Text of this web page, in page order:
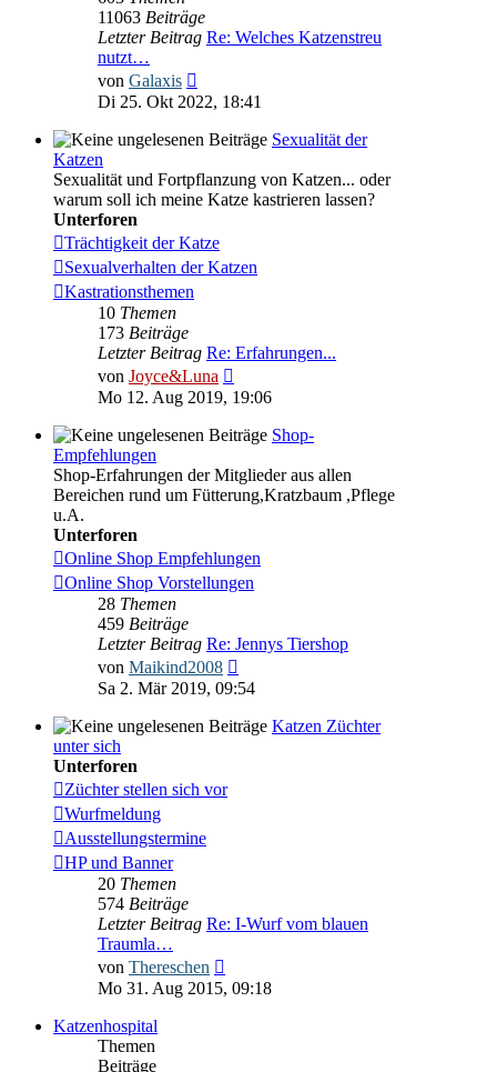
11063 Beiträge
Letzter Beitrag Re: Welches Katzenstreu
nutzt…
von Galaxis
Beitrag
Di 25. Okt 2022, 18:41
Sexualität der
Katzen
Sexualität und Fortpflanzung von Katzen... oder
warum soll ich meine Katze kastrieren lassen?
Unterforen
Trächtigkeit der Katze
Sexualverhalten der Katzen
Kastrationsthemen
10 Themen
173 Beiträge
Letzter Beitrag Re: Erfahrungen...
von Joyce&Luna
Beitrag
Mo 12. Aug 2019, 19:06
Shop-
Empfehlungen
Shop-Erfahrungen der Mitglieder aus allen
Bereichen rund um Fütterung,Kratzbaum ,Pflege
u.A.
Unterforen
Online Shop Empfehlungen
Online Shop Vorstellungen
28 Themen
459 Beiträge
Letzter Beitrag Re: Jennys Tiershop
von Maikind2008
Beitrag
Sa 2. Mär 2019, 09:54
Katzen Züchter
unter sich
Unterforen
Züchter stellen sich vor
Wurfmeldung
Ausstellungstermine
HP und Banner
20 Themen
574 Beiträge
Letzter Beitrag Re: I-Wurf vom blauen
Traumla…
von Thereschen
Beitrag
Mo 31. Aug 2015, 09:18
Katzenhospital
Themen
Beiträge